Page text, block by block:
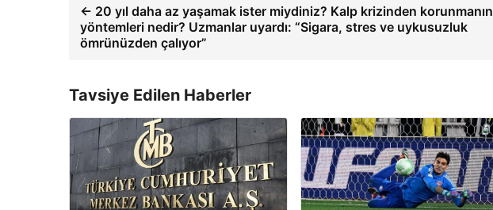
← 20 yıl daha az yaşamak ister miydiniz? Kalp krizinden korunmanın
yöntemleri nedir? Uzmanlar uyardı: “Sigara, stres ve uykusuzluk
ömrünüzden çalıyor”
Tavsiye Edilen Haberler